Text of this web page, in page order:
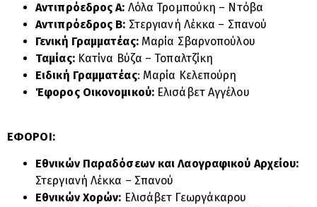
Αντιπρόεδρος Α΄: Λόλα Τρομπούκη – Ντόβα
Αντιπρόεδρος Β΄: Στεργιανή Λέκκα – Σπανού
Γενική Γραμματέας:Μαρία Σβαρνοπούλου
Ταμίας:Κατίνα Βύζα – Τοπαλτζίκη
Ειδική Γραμματέας: Μαρία Κελεπούρη
Έφορος Οικονομικού:Ελισάβετ Αγγέλου
ΕΦΟΡΟΙ:
Εθνικών Παραδόσεων και Λαογραφικού Αρχείου:
Στεργιανή Λέκκα – Σπανού
Εθνικών Χορών: Ελισάβετ Γεωργάκαρου